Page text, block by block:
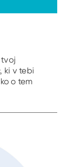
ki v tebi
o tem